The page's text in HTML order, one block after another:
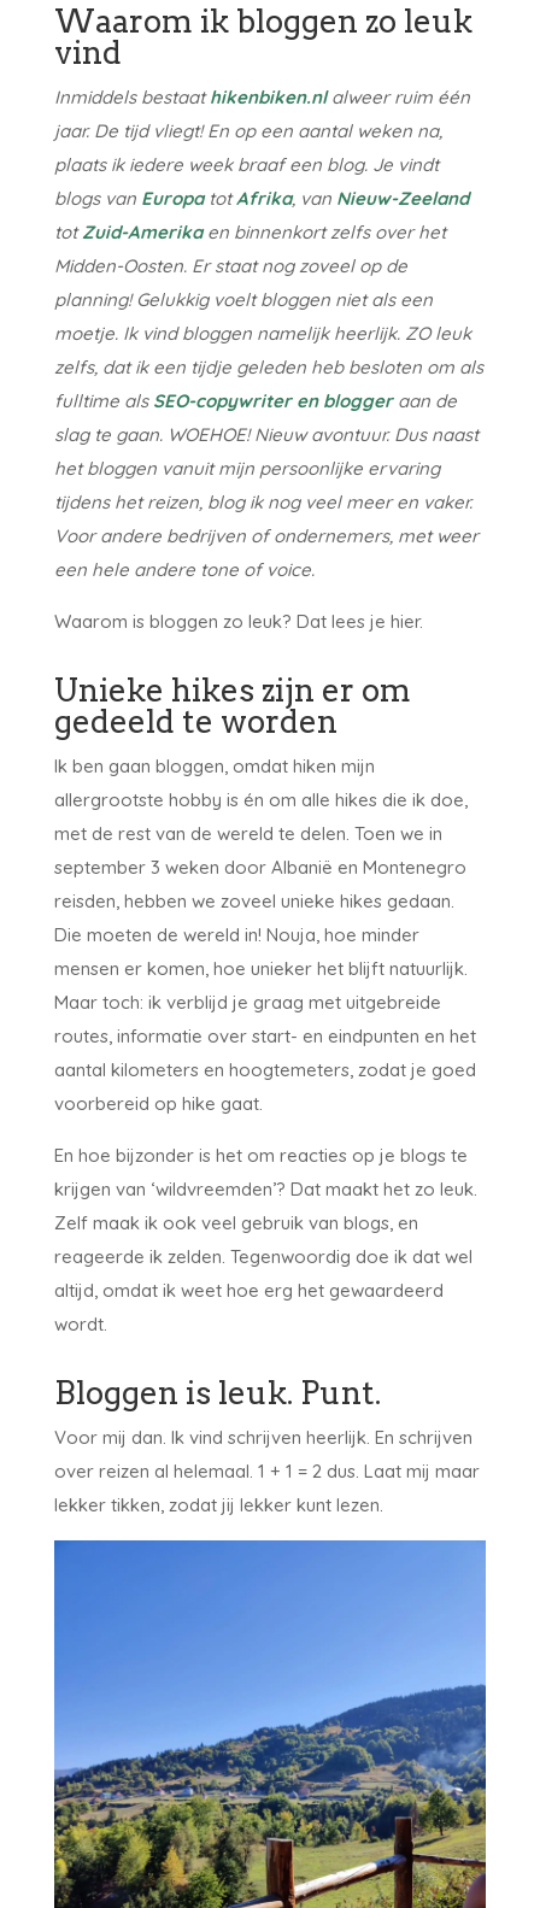
Waarom ik bloggen zo leuk
vind
Inmiddels bestaathikenbiken.nlalweer ruim één
jaar. De tijd vliegt! En op een aantal weken na,
plaats ik iedere week braaf een blog. Je vindt
blogs van EuropatotAfrika, van Nieuw-Zeeland
totZuid-Amerikaen binnenkort zelfs over het
Midden-Oosten. Er staat nog zoveel op de
planning! Gelukkig voelt bloggen niet als een
moetje. Ik vind bloggen namelijk heerlijk. ZO leuk
zelfs, dat ik een tijdje geleden heb besloten om als
fulltime als SEO-copywriter en bloggeraan de
slag te gaan. WOEHOE! Nieuw avontuur. Dus naast
het bloggen vanuit mijn persoonlijke ervaring
tijdens het reizen, blog ik nog veel meer en vaker.
Voor andere bedrijven of ondernemers, met weer
een hele andere tone of voice.
Waarom is bloggen zo leuk? Dat lees je hier.
Unieke hikes zijn er om
gedeeld te worden
Ik ben gaan bloggen, omdat hiken mijn
allergrootste hobby is én om alle hikes die ik doe,
met de rest van de wereld te delen. Toen we in
september 3 weken door Albanië en Montenegro
reisden, hebben we zoveel unieke hikes gedaan.
Die moeten de wereld in! Nouja, hoe minder
mensen er komen, hoe unieker het blijft natuurlijk.
Maar toch: ik verblijd je graag met uitgebreide
routes, informatie over start- en eindpunten en het
aantal kilometers en hoogtemeters, zodat je goed
voorbereid op hike gaat.
En hoe bijzonder is het om reacties op je blogs te
krijgen van ‘wildvreemden’? Dat maakt het zo leuk.
Zelf maak ik ook veel gebruik van blogs, en
reageerde ik zelden. Tegenwoordig doe ik dat wel
altijd, omdat ik weet hoe erg het gewaardeerd
wordt.
Bloggen is leuk. Punt.
Voor mij dan. Ik vind schrijven heerlijk. En schrijven
over reizen al helemaal. 1 + 1 = 2 dus. Laat mij maar
lekker tikken, zodat jij lekker kunt lezen.